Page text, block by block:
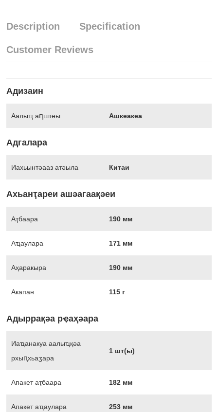
Description Specification
Customer Reviews
Адизаин
Аалыҵ аԥштәы Ашкәакәа
Адгалара
Иахьынтәааз атәыла Китаи
Ахьанҭареи ашәагаақәеи
Аҭбаара 190 мм
Аҵаулара 171 мм
Аҳаракыра 190 мм
Акапан 115 г
Адыррақәа рҿаҳәара
Иаҵанакуа аалыҵқәа
рхыԥхьаӡара
1 шт(ы)
Апакет аҭбаара 182 мм
Апакет аҵаулара 253 мм